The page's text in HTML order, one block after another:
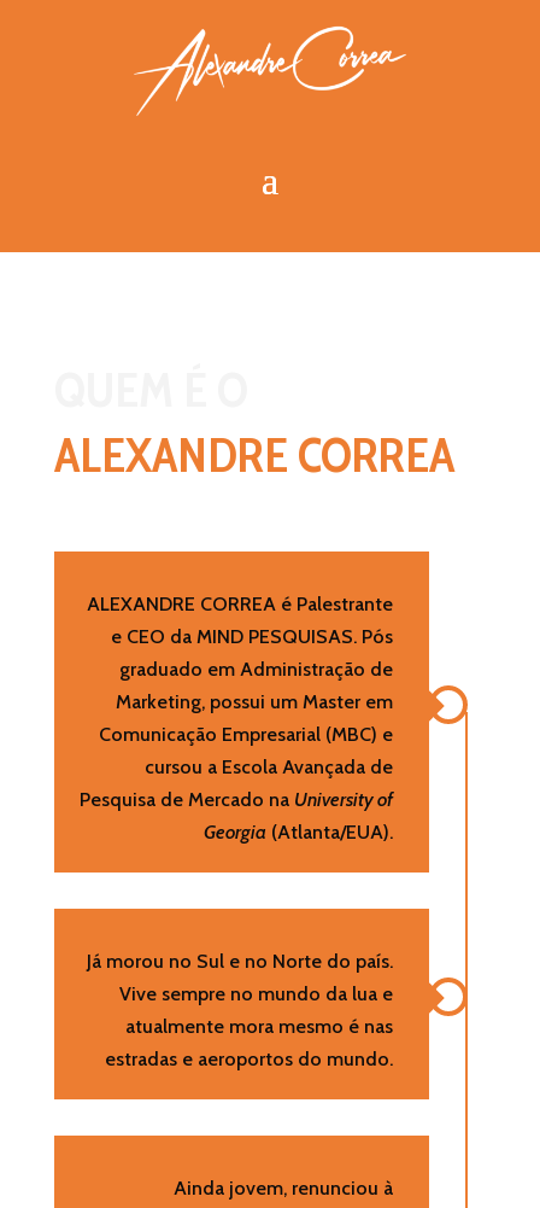
ALEXANDRE COR
ALEXANDRE CORREA é Palestrante
e CEO da MIND PESQUISAS. Pós
graduado em Administração de
Marketing, possui um Master em
Comunicação Empresarial (MBC) e
cursou a Escola Avançada de
Pesquisa de Mercado na University of
Georgia (Atlanta/EUA).
Já morou no Sul e no Norte do país.
Vive sempre no mundo da lua e
atualmente mora mesmo é nas
estradas e aeroportos do mundo.
Ainda jovem, renunciou à